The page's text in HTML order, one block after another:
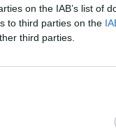
on the IAB’s list of
to third parties on the
third parties.
Marco
Italy, e
Italy,